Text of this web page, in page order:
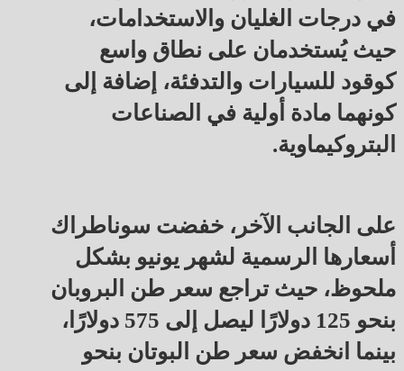
في درجات الغليان والاستخدامات،
حيث يُستخدمان على نطاق واسع
كوقود للسيارات والتدفئة، إضافة إلى
كونهما مادة أولية في الصناعات
البتروكيماوية.
على الجانب الآخر، خفضت سوناطراك
أسعارها الرسمية لشهر يونيو بشكل
ملحوظ، حيث تراجع سعر طن البروبان
بنحو 125 دولارًا ليصل إلى 575 دولارًا،
بينما انخفض سعر طن البوتان بنحو